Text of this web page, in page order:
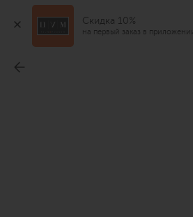
Скидка 10%
на первый заказ в приложении